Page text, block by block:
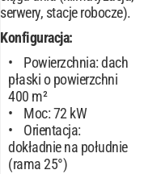
serwery, stacje robocze).
Konfiguracja:
Powierzchnia: dach
płaski o powierzchni
400 m²
Moc: 72 kW
Orientacja:
dokładnie na południe
(rama 25°)